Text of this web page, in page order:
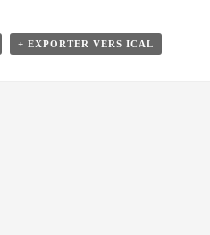
+ EXPORTER VERS ICAL